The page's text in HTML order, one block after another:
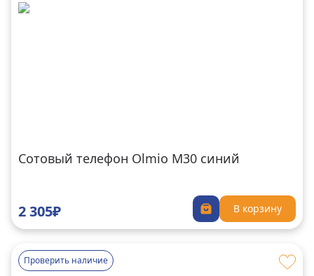
Сотовый телефон Olmio M30 синий
2 305₽ В корзину
Проверить наличие